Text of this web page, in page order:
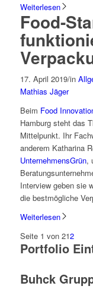
Weiterlesen
Food-
17. April 2019/in
Mathias Jäger
Beim Food
Hamburg steht das
Mittelpunkt. Ihr
anderem Katharina
UnternehmensGrün,
Interview geben sie
die bestmögliche
Weiterlesen
Seite 1 von 212
Portfolio
Buhck